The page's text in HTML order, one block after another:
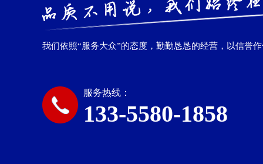
我们依照“服务大众”的态度，勤勤恳恳的经营，以信誉
服务热线：
133-5580-1858